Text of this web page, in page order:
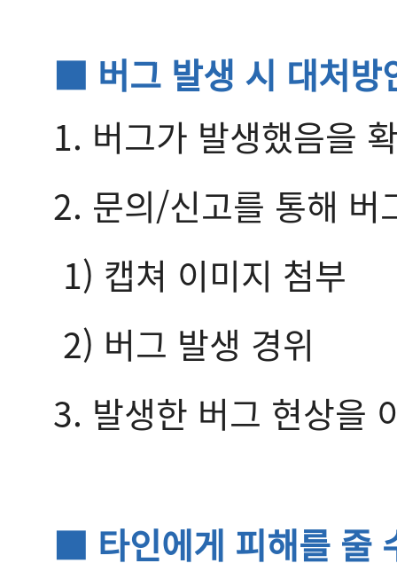
■ 버그 발생 시 대처방
1. 버그가 발생했음을
2. 문의/신고를 통해 버
1) 캡쳐 이미지 첨부
2) 버그 발생 경위
3. 발생한 버그 현상을
■ 타인에게 피해를 줄